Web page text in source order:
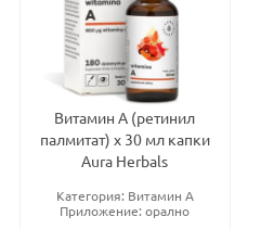
Витамин А (ретинил
палмитат) x 30 мл капки
Aura Herbals
Категория: Витамин А
Приложение:орално